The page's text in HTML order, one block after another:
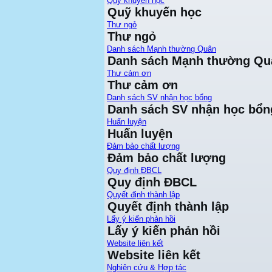
Quỹ khuyến học
Thư ngỏ
Thư ngỏ
Danh sách Mạnh thường Quân
Danh sách Mạnh thường
Thư cảm ơn
Thư cảm ơn
Danh sách SV nhận học bổng
Danh sách SV nhận học
Huấn luyện
Huấn luyện
Đảm bảo chất lượng
Đảm bảo chất lượng
Quy định ĐBCL
Quy định ĐBCL
Quyết định thành lập
Quyết định thành lập
Lấy ý kiến phản hồi
Lấy ý kiến phản hồi
Website liên kết
Website liên kết
Nghiên cứu & Hợp tác